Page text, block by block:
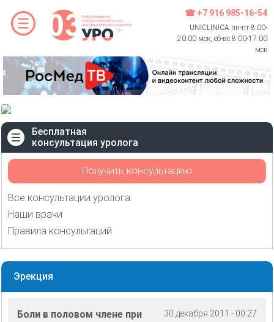
☎ +7 916 985-16-54
UNICLINICA пн-пт 8:00-
20:00 мск, сб-вс 8:00-17:00
мск
Бесплатная
консультация уролога
Получить консультацию
Все консультации уролога
Наши врачи
Правила консультаций
Эрекция
30 декабря 2011 - 00:27
Боли в половом члене при